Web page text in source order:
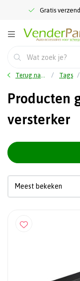
Gratis
Terug naar home Tags
Producten
versterker